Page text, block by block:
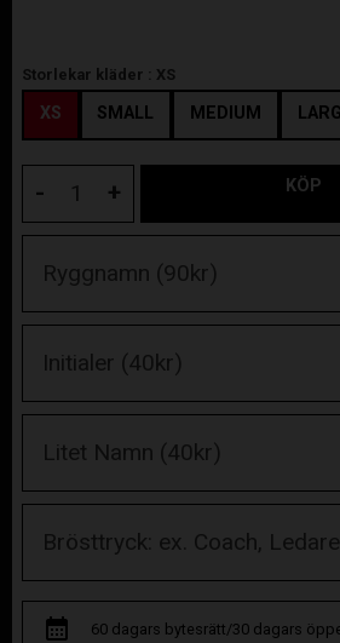
Storlekar kläder : XS
XS SMALL MEDIUM
+
- KÖP
60 dagars bytesrätt/30 dagars